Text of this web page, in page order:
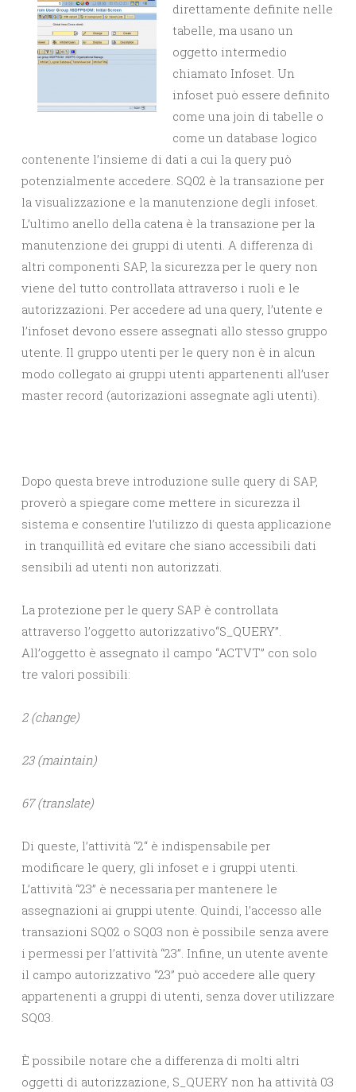
direttamente definite nelle
tabelle, ma usano un
oggetto intermedio
chiamato Infoset. Un
infoset può essere definito
come una join di tabelle o
come un database logico
contenente l’insieme di dati a cui la query può
potenzialmente accedere. SQ02 è la transazione per
la visualizzazione e la manutenzione degli infoset.
L’ultimo anello della catena è la transazione per la
manutenzione dei gruppi di utenti. A differenza di
altri componenti SAP, la sicurezza per le query non
viene del tutto controllata attraverso i ruoli e le
autorizzazioni. Per accedere ad una query, l’utente e
l’infoset devono essere assegnati allo stesso gruppo
utente. Il gruppo utenti per le query non è in alcun
modo collegato ai gruppi utenti appartenenti all’user
master record (autorizazioni assegnate agli utenti).
Dopo questa breve introduzione sulle query di SAP,
proverò a spiegare come mettere in sicurezza il
sistema e consentire l’utilizzo di questa applicazione
in tranquillità ed evitare che siano accessibili dati
sensibili ad utenti non autorizzati.
La protezione per le query SAP è controllata
attraverso l’oggetto autorizzativo“S_QUERY”.
All’oggetto è assegnato il campo “ACTVT” con solo
tre valori possibili:
2 (change)
23 (maintain)
67 (translate)
Di queste, l’attività “2“ è indispensabile per
modificare le query, gli infoset e i gruppi utenti.
L’attività “23” è necessaria per mantenere le
assegnazioni ai gruppi utente. Quindi, l’accesso alle
transazioni SQ02 o SQ03 non è possibile senza avere
i permessi per l’attività “23”. Infine, un utente avente
il campo autorizzativo “23” può accedere alle query
appartenenti a gruppi di utenti, senza dover utilizzare
SQ03.
È possibile notare che a differenza di molti altri
oggetti di autorizzazione, S_QUERY non ha attività 03